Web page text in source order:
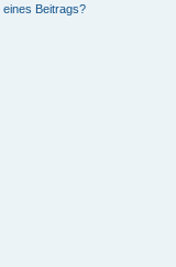
eines Beitrags?